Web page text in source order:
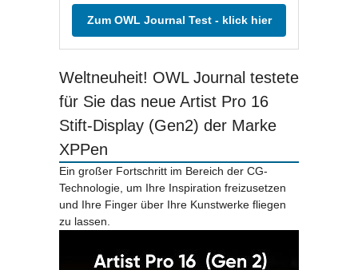
Zum OWL Journal Test - klick hier
Weltneuheit! OWL Journal testete
für Sie das neue Artist Pro 16
Stift-Display (Gen2) der Marke
XPPen
Ein großer Fortschritt im Bereich der CG-
Technologie, um Ihre Inspiration freizusetzen
und Ihre Finger über Ihre Kunstwerke fliegen
zu lassen.